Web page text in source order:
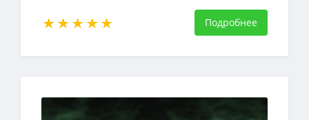
довольно амбициозную задачу по
предоставлению игрокам текстур, которые
стараются выглядеть максимально
Подробнее